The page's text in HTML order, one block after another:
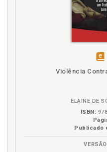
Violência
ELAINE DE
ISBN:
Publicado